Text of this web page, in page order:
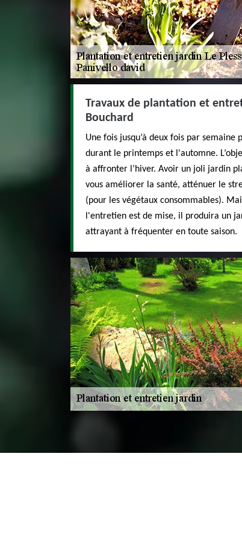
Travaux de plantation et
Bouchard
Une fois jusqu’à deux fois par
durant le printemps et l'automne.
à affronter l’hiver. Avoir un joli jardin
vous améliorer la santé, atténuer le
(pour les végétaux consommables).
l'entretien est de mise, il produira un
attrayant à fréquenter en toute saison.